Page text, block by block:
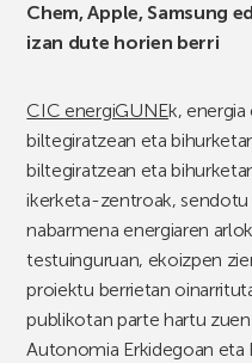
Chem, Apple, Samsung
izan dute horien berri
CIC energiGUNEk,
biltegiratzean eta
biltegiratzean eta
ikerketa-zentroak,
nabarmena energiaren
testuinguruan, ekoizpen
proiektu berrietan
publikotan parte hartu zuen
Autonomia Erkidegoan eta